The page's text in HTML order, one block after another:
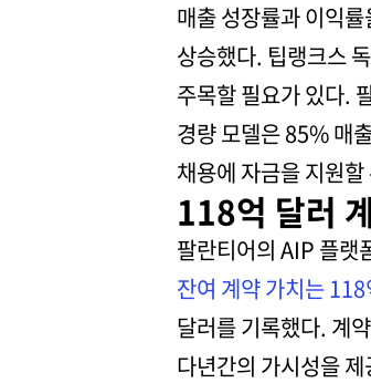
매출 성장률과 이익
상승했다. 팁랭크스
주목할 필요가 있다.
경량 모델은 85% 매
채용에 자금을 지원
118억 달러
팔란티어의 AIP 플랫
잔여 계약 가치는 118
달러를 기록했다. 계
다년간의 가시성을